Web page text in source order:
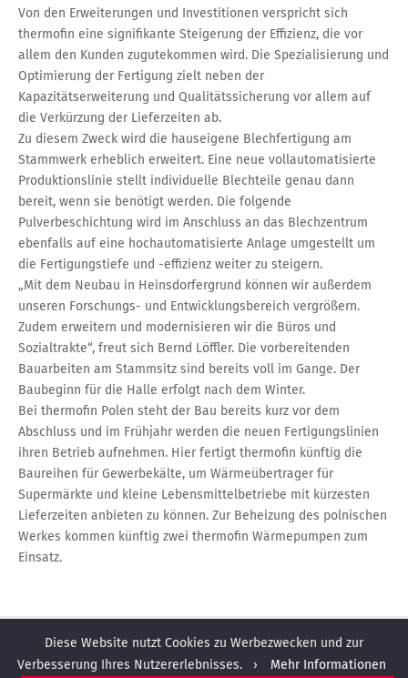
Diese Website nutzt Cookies zu Werbezwecken und zur
Verbesserung Ihres Nutzererlebnisses. ›
Mehr Informationen
Von den Erweiterungen und Investitionen verspricht sich
thermofin eine signifikante Steigerung der Effizienz, die vor
allem den Kunden zugutekommen wird. Die Spezialisierung und
Optimierung der Fertigung zielt neben der
Kapazitätserweiterung und Qualitätssicherung vor allem auf
die Verkürzung der Lieferzeiten ab.
Zu diesem Zweck wird die hauseigene Blechfertigung am
Stammwerk erheblich erweitert. Eine neue vollautomatisierte
Produktionslinie stellt individuelle Blechteile genau dann
bereit, wenn sie benötigt werden. Die folgende
Pulverbeschichtung wird im Anschluss an das Blechzentrum
ebenfalls auf eine hochautomatisierte Anlage umgestellt um
die Fertigungstiefe und -effizienz weiter zu steigern.
„Mit dem Neubau in Heinsdorfergrund können wir außerdem
unseren Forschungs- und Entwicklungsbereich vergrößern.
Zudem erweitern und modernisieren wir die Büros und
Sozialtrakte“, freut sich Bernd Löffler. Die vorbereitenden
Bauarbeiten am Stammsitz sind bereits voll im Gange. Der
Baubeginn für die Halle erfolgt nach dem Winter.
Bei thermofin Polen steht der Bau bereits kurz vor dem
Abschluss und im Frühjahr werden die neuen Fertigungslinien
ihren Betrieb aufnehmen. Hier fertigt thermofin künftig die
Baureihen für Gewerbekälte, um Wärmeübertrager für
Supermärkte und kleine Lebensmittelbetriebe mit kürzesten
Lieferzeiten anbieten zu können. Zur Beheizung des polnischen
Werkes kommen künftig zwei thermofin Wärmepumpen zum
Einsatz.